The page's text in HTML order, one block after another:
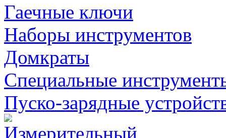
Гаечные ключи
Наборы инструментов
Домкраты
Специальные
Пуско-зарядные